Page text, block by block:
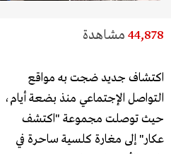
44,878 مشاهدة
اكتشاف جديد ضجت به مواقع
التواصل الإجتماعي منذ بضعة أيام،
حيث توصلت مجموعة "اكتشف
عكار" إلى مغارة كلسية ساحرة في